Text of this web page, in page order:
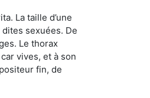
La taille d’une
sexuées. De
Le thorax
vives, et à son
fin, de